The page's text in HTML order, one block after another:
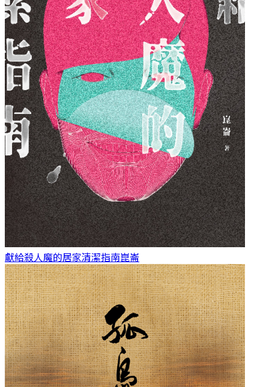
獻給殺人魔的居家清潔指南崑崙